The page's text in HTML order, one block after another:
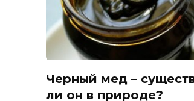
Черный мед –
ли он в природе?